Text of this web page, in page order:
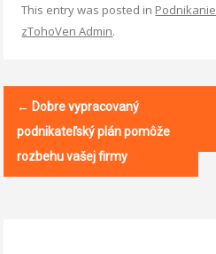
This entry was posted in Podnikanie
zTohoVen Admin.
navigation
← Dobre vypracovaný
podnikateľský plán pomôže
rozbehu vašej firmy